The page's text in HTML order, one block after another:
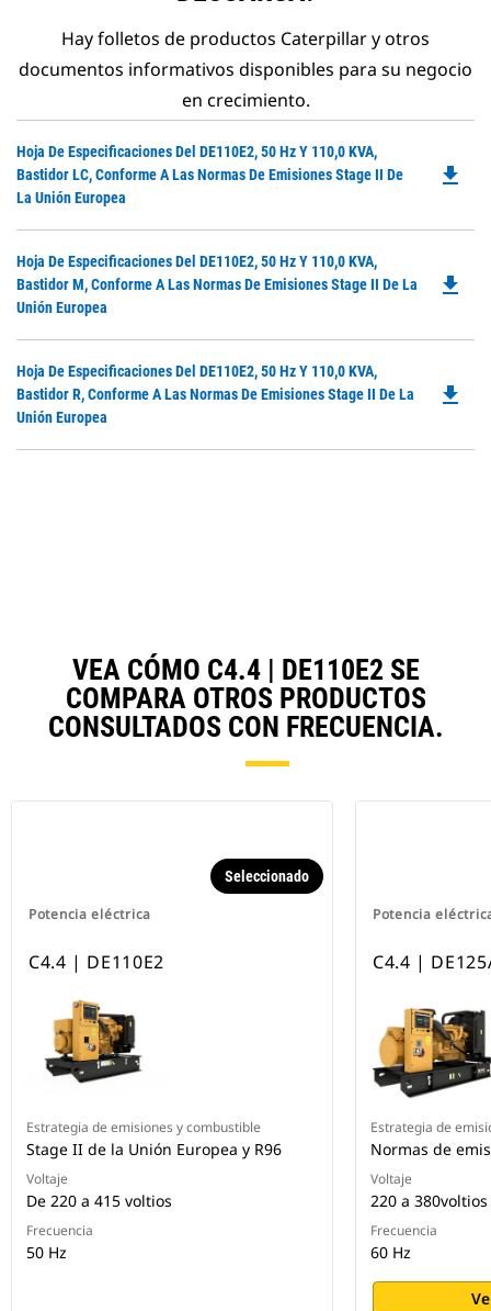
Hay folletos de productos Caterpillar y otros
documentos informativos disponibles para su negocio
en crecimiento.
Hoja De Especificaciones Del DE110E2, 50 Hz Y 110,0 KVA,
Bastidor LC, Conforme A Las Normas De Emisiones Stage II De
La Unión Europea
file_download
Hoja De Especificaciones Del DE110E2, 50 Hz Y 110,0 KVA,
Bastidor M, Conforme A Las Normas De Emisiones Stage II De La
Unión Europea
file_download
Hoja De Especificaciones Del DE110E2, 50 Hz Y 110,0 KVA,
Bastidor R, Conforme A Las Normas De Emisiones Stage II De La
Unión Europea
file_download
VEA CÓMO C4.4 | DE110E2 SE
COMPARA OTROS PRODUCTOS
CONSULTADOS CON FRECUENCIA.
Potencia eléctrica
Seleccionado
C4.4 | DE110E2
Estrategia de emisiones y combustible
Stage II de la Unión Europea y R96
Voltaje
De 220 a 415 voltios
Frecuencia
50 Hz
Potencia
C4.4 |
Estrategia de
Normas de
Voltaje
220 a 380voltios
Frecuencia
60 Hz